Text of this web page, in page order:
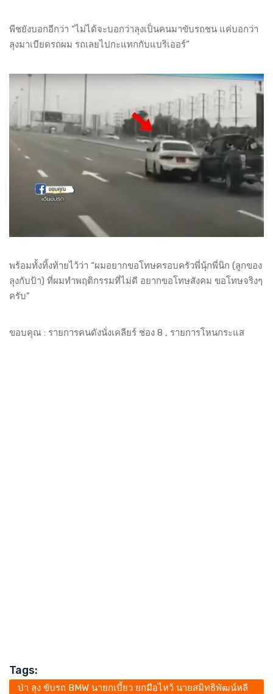
พีชยังบอกอีกว่า “ไม่ได้จะบอกว่าลุงเป็นคนมาขับรถชน แค่บอกว่า
ลุงมาเบียดรถผม รถเลยไปกะแทกกับแบริเออร์”
พร้อมทั้งทิ้งท้ายไว้ว่า “ผมอยากขอโทษครอบครัวพี่นุ้กพี่นิก (ลูกของ
ลุงกับป้า) ที่ผมทำพฤติกรรมที่ไม่ดี อยากขอโทษสังคม ขอโทษจริงๆ
ครับ”
ขอบคุณ : รายการคนดังนั่งเคลียร์ ช่อง 8 , รายการโหนกระแส
Tags:
ป่า ลุง ขับรถ BMW นายกเบี้ยว ยกมือไหว้ นายสมิทธิพัฒน์หลี